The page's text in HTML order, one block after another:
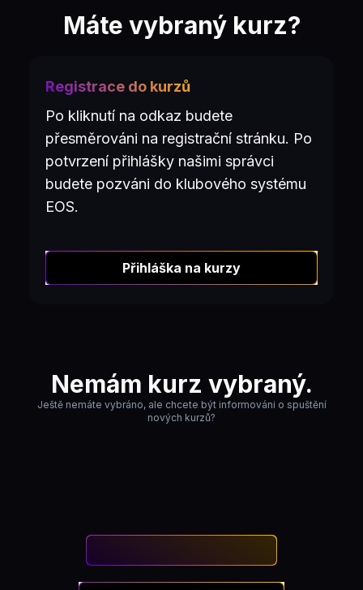
Máte vybraný kurz?
Registrace do kurzů
Po kliknutí na odkaz budete
přesměrováni na registrační stránku. Po
potvrzení přihlášky našimi správci
budete pozváni do klubového systému
EOS.
Přihláška na kurzy
Nemám kurz vybraný.
Ještě nemáte vybráno, ale chcete být informováni o spuštění
nových kurzů?